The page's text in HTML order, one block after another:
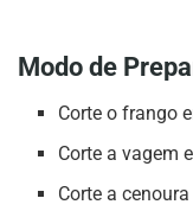
Modo de
Corte o frango
Corte a vagem
Corte a